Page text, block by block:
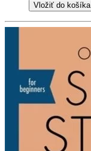
Vložiť do košíka